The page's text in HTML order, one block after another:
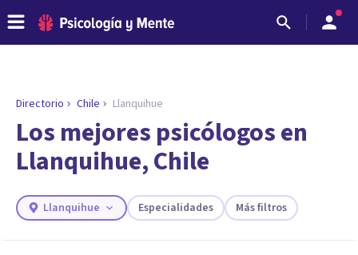
ENCONTRAR MI TERAPEUTA
¿Necesitas ayuda para encontrar el
psicólogo adecuado?
Responde a unas breves preguntas y te ofreceremos
necesidades.
Directorio Chile Llanquihue
Los mejores psicólogos en
Llanquihue, Chile
Llanquihue Especialidades Más filtros